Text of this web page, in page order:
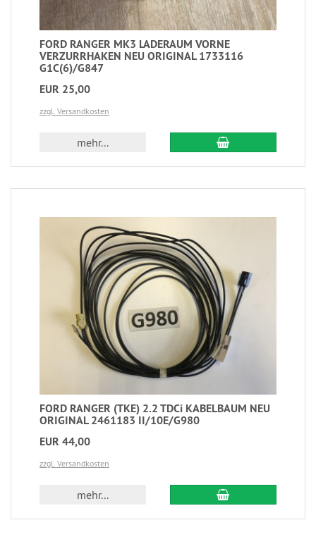
FORD RANGER MK3 LADERAUM VORNE
VERZURRHAKEN NEU ORIGINAL 1733116
G1C(6)/G847
EUR 25,00
zzgl. Versandkosten
mehr...
FORD RANGER (TKE) 2.2 TDCi KABELBAUM NEU
ORIGINAL 2461183 II/10E/G980
EUR 44,00
zzgl. Versandkosten
mehr...